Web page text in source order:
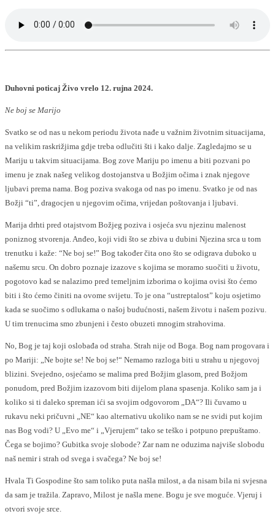
Duhovni poticaj Živo vrelo 12. rujna 2024.
Ne boj se Marijo
Svatko se od nas u nekom periodu života nađe u važnim životnim situacijama,
na velikim raskrižjima gdje treba odlučiti šti i kako dalje. Zagledajmo se u
Mariju u takvim situacijama. Bog zove Mariju po imenu a biti pozvani po
imenu je znak našeg velikog dostojanstva u Božjim očima i znak njegove
ljubavi prema nama. Bog poziva svakoga od nas po imenu. Svatko je od nas
Božji “ti”, dragocjen u njegovim očima, vrijedan poštovanja i ljubavi.
Marija drhti pred otajstvom Božjeg poziva i osjeća svu njezinu malenost
poniznog stvorenja. Anđeo, koji vidi što se zbiva u dubini Njezina srca u tom
trenutku i kaže: “Ne boj se!” Bog također čita ono što se odigrava duboko u
našemu srcu. On dobro poznaje izazove s kojima se moramo suočiti u životu,
pogotovo kad se nalazimo pred temeljnim izborima o kojima ovisi što ćemo
biti i što ćemo činiti na ovome svijetu. To je ona “ustreptalost” koju osjetimo
kada se suočimo s odlukama o našoj budućnosti, našem životu i našem pozivu.
U tim trenucima smo zbunjeni i često obuzeti mnogim strahovima.
No, Bog je taj koji oslobađa od straha. Strah nije od Boga. Bog nam progovara i
po Mariji: „Ne bojte se! Ne boj se!“ Nemamo razloga biti u strahu u njegovoj
blizini. Svejedno, osjećamo se malima pred Božjim glasom, pred Božjom
ponudom, pred Božjim izazovom biti dijelom plana spasenja. Koliko sam ja i
koliko si ti daleko spreman ići sa svojim odgovorom „DA“? Ili čuvamo u
rukavu neki pričuvni „NE“ kao alternativu ukoliko nam se ne svidi put kojim
nas Bog vodi? U „Evo me“ i „Vjerujem“ tako se teško i potpuno prepuštamo.
Čega se bojimo? Gubitka svoje slobode? Zar nam ne oduzima najviše slobodu
naš nemir i strah od svega i svačega? Ne boj se!
Hvala Ti Gospodine što sam toliko puta našla milost, a da nisam bila ni svjesna
da sam je tražila. Zapravo, Milost je našla mene. Bogu je sve moguće. Vjeruj i
otvori svoje srce.